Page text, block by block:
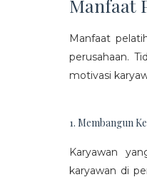
Manfaat
Manfaat
perusahaan.
motivasi
1. Membangun
Karyawan
karyawan di